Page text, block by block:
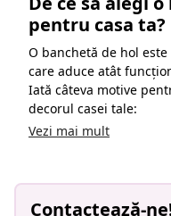
pentru casa ta?
O banchetă de hol
care aduce atât
Iată câteva motive
decorul casei tale:
Vezi mai mult
Contactează-